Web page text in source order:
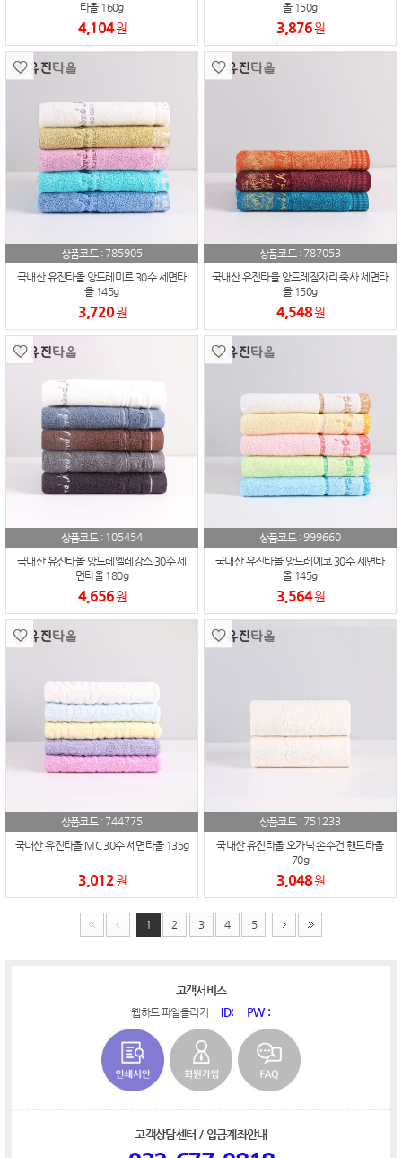
타올 160g
4,104원
올 150g
3,876원
상품코드 : 785905
국내산 유진타올 앙드레미르 30수 세면타
올 145g
3,720원
상품코드 : 787053
국내산 유진타올 앙드레잠자리 죽사 세면타
올 150g
4,548원
상품코드 : 105454
국내산 유진타올 앙드레엘레강스 30수 세
면타올 180g
4,656원
상품코드 :999660
국내산 유진타올 앙드레에코 30수 세면타
올 145g
3,564원
상품코드 : 744775
국내산 유진타올 MC 30수 세면타올 135g
3,012원
상품코드 : 751233
국내산 유진타올 오가닉 손수건 핸드타올
70g
3,048원
1 2 3 4 5
고객서비스
웹하드 파일올리기 ID: PW :
고객상담센터 / 입금계좌안내